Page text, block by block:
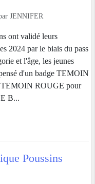
JENNIFER
ont validé leurs
2024 par le biais du pass
et l'âge, les jeunes
d'un badge TEMOIN
ROUGE pour
B...
Poussins